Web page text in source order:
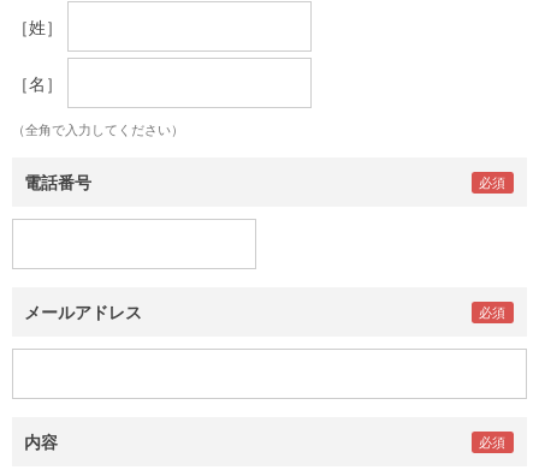
［姓］
［名］
（全角で入力してください）
電話番号
メールアドレス
内容